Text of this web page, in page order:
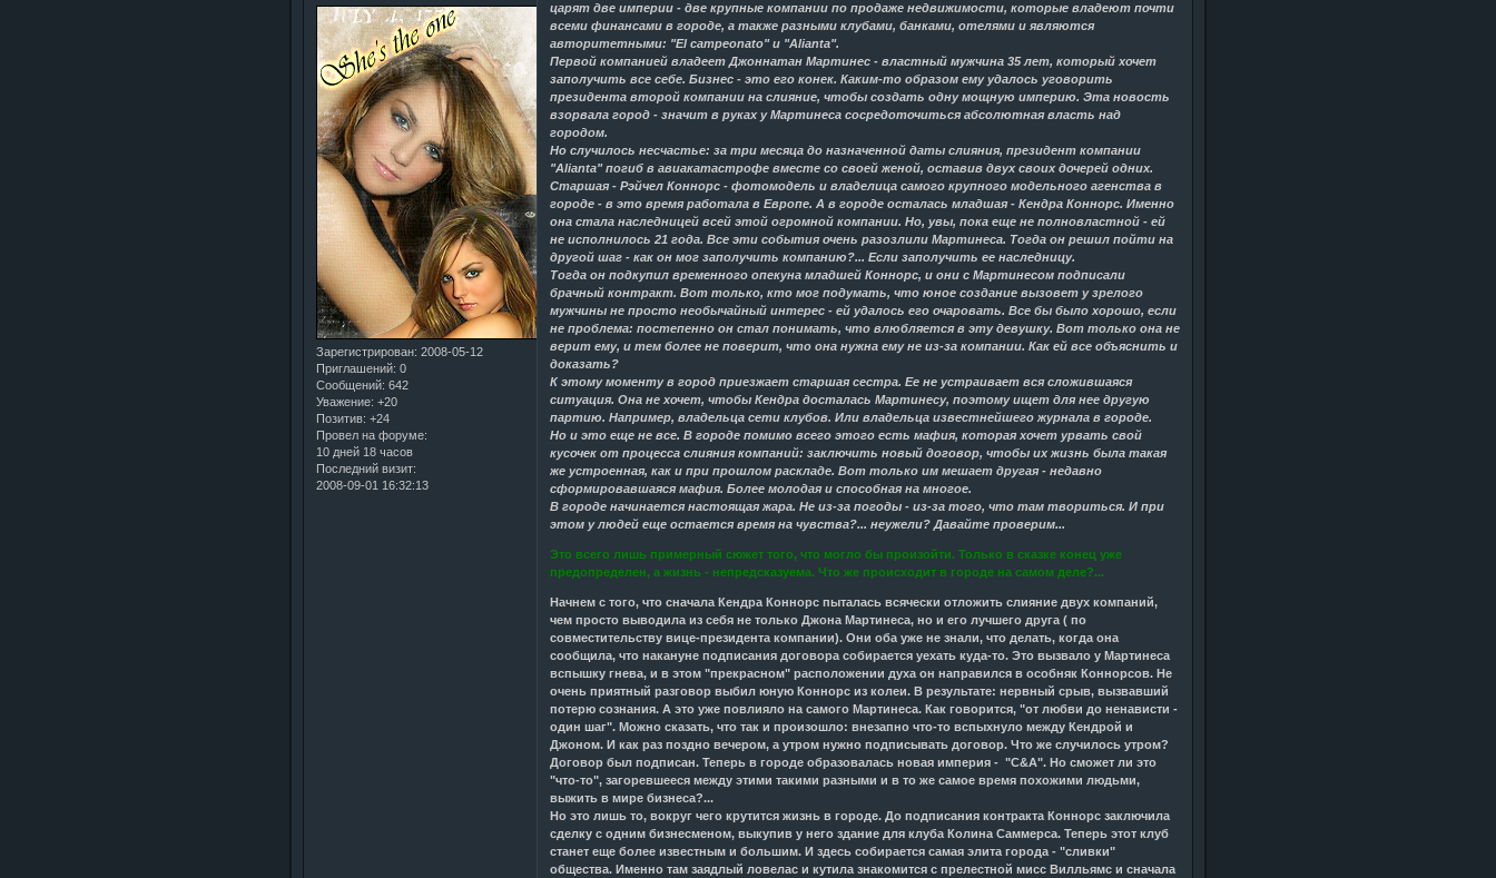
Зарегистрирован: 2008-05-12
Приглашений: 0
Сообщений: 642
Уважение: +20
Позитив: +24
Провел на форуме:
10 дней 18 часов
Последний визит:
2008-09-01 16:32:13
царят две империи - две крупные компании по продаже недвижимости, которые владеют почти
всеми финансами в городе, а также разными клубами, банками, отелями и являются
авторитетными: "El campeonato" и "Alianta".
Первой компанией владеет Джоннатан Мартинес - властный мужчина 35 лет, который хочет
заполучить все себе. Бизнес - это его конек. Каким-то образом ему удалось уговорить
президента второй компании на слияние, чтобы создать одну мощную империю. Эта новость
взорвала город - значит в руках у Мартинеса сосредоточиться абсолютная власть над
городом.
Но случилось несчастье: за три месяца до назначенной даты слияния, президент компании
"Alianta" погиб в авиакатастрофе вместе со своей женой, оставив двух своих дочерей одних.
Старшая - Рэйчел Коннорс - фотомодель и владелица самого крупного модельного агенства в
городе - в это время работала в Европе. А в городе осталась младшая - Кендра Коннорс. Именно
она стала наследницей всей этой огромной компании. Но, увы, пока еще не полновластной - ей
не исполнилось 21 года. Все эти события очень разозлили Мартинеса. Тогда он решил пойти на
другой шаг - как он мог заполучить компанию?... Если заполучить ее наследницу.
Тогда он подкупил временного опекуна младшей Коннорс, и они с Мартинесом подписали
брачный контракт. Вот только, кто мог подумать, что юное создание вызовет у зрелого
мужчины не просто необычайный интерес - ей удалось его очаровать. Все бы было хорошо, если
не проблема: постепенно он стал понимать, что влюбляется в эту девушку. Вот только она не
верит ему, и тем более не поверит, что она нужна ему не из-за компании. Как ей все объяснить и
доказать?
К этому моменту в город приезжает старшая сестра. Ее не устраивает вся сложившаяся
ситуация. Она не хочет, чтобы Кендра досталась Мартинесу, поэтому ищет для нее другую
партию. Например, владельца сети клубов. Или владельца известнейшего журнала в городе.
Но и это еще не все. В городе помимо всего этого есть мафия, которая хочет урвать свой
кусочек от процесса слияния компаний: заключить новый договор, чтобы их жизнь была такая
же устроенная, как и при прошлом раскладе. Вот только им мешает другая - недавно
сформировавшаяся мафия. Более молодая и способная на многое.
В городе начинается настоящая жара. Не из-за погоды - из-за того, что там твориться. И при
этом у людей еще остается время на чувства?... неужели? Давайте проверим...
Это всего лишь примерный сюжет того, что могло бы произойти. Только в сказке конец уже
предопределен, а жизнь - непредсказуема. Что же происходит в городе на самом деле?...
Начнем с того, что сначала Кендра Коннорс пыталась всячески отложить слияние двух компаний,
чем просто выводила из себя не только Джона Мартинеса, но и его лучшего друга ( по
совместительству вице-президента компании). Они оба уже не знали, что делать, когда она
сообщила, что накануне подписания договора собирается уехать куда-то. Это вызвало у Мартинеса
вспышку гнева, и в этом "прекрасном" расположении духа он направился в особняк Коннорсов. Не
очень приятный разговор выбил юную Коннорс из колеи. В результате: нервный срыв, вызвавший
потерю сознания. А это уже повлияло на самого Мартинеса. Как говорится, "от любви до ненависти -
один шаг". Можно сказать, что так и произошло: внезапно что-то вспыхнуло между Кендрой и
Джоном. И как раз поздно вечером, а утром нужно подписывать договор. Что же случилось утром?
Договор был подписан. Теперь в городе образовалась новая империя - "C&A". Но сможет ли это
"что-то", загоревшееся между этими такими разными и в то же самое время похожими людьми,
выжить в мире бизнеса?...
Но это лишь то, вокруг чего крутится жизнь в городе. До подписания контракта Коннорс заключила
сделку с одним бизнесменом, выкупив у него здание для клуба Колина Саммерса. Теперь этот клуб
станет еще более известным и большим. И здесь собирается самая элита города - "сливки"
общества. Именно там заядлый ловелас и кутила знакомится с прелестной мисс Вилльямс и сначала